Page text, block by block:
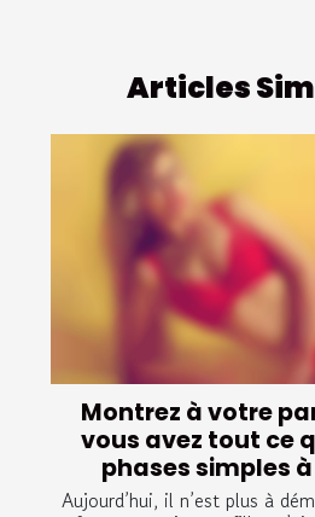
Articles
Montrez à votre
vous avez tout ce
phases simples
Aujourd’hui, il n’est plus à